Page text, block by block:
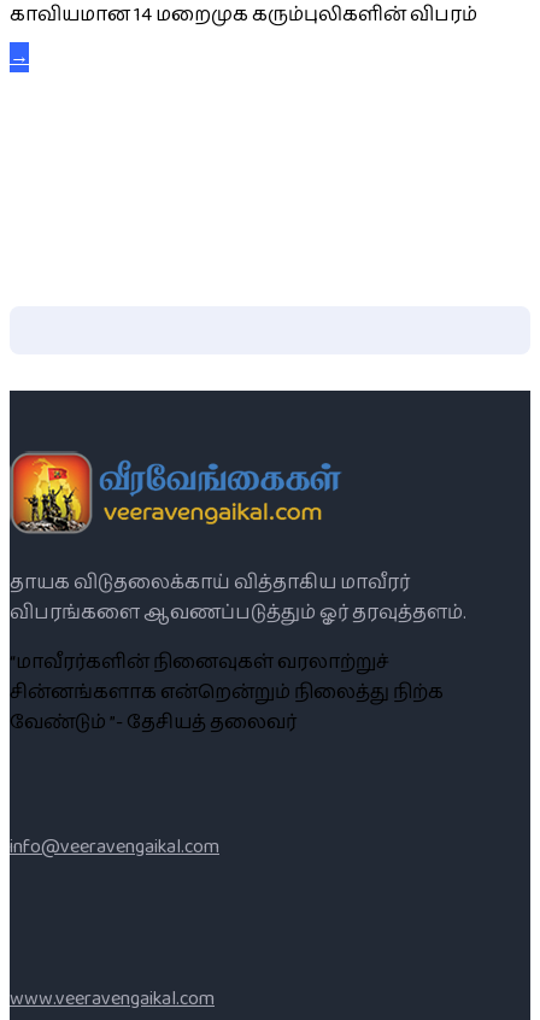
காவியமான 14 மறைமுக கரும்புலிகளின் விபரம்
→
தாயக விடுதலைக்காய் வித்தாகிய மாவீரர்
விபரங்களை ஆவணப்படுத்தும் ஓர் தரவுத்தளம்.
“மாவீரர்களின் நினைவுகள் வரலாற்றுச்
சின்னங்களாக என்றென்றும் நிலைத்து நிற்க
வேண்டும் ”- தேசியத் தலைவர்
info@veeravengaikal.com
www.veeravengaikal.com